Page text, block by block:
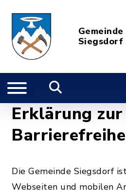
Gemeinde
Siegsdorf
Erklärung zur
Die Gemeinde Siegsdorf
Webseiten und mobilen